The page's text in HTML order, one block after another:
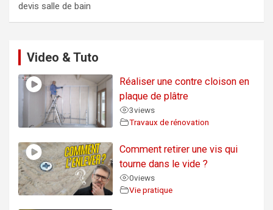
devis salle de bain
Video & Tuto
Réaliser une contre cloison en
plaque de plâtre
3views
Travaux de rénovation
Comment retirer une vis qui
tourne dans le vide ?
0views
Vie pratique